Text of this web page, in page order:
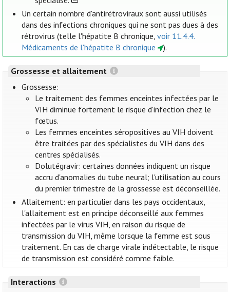
Un certain nombre d'antirétroviraux sont aussi utilisés
dans des infections chroniques qui ne sont pas dues à des
rétrovirus (telle l'hépatite B chronique,voir 11.4.4.
Médicaments de l'hépatite B chronique
).
Grossesse et allaitement
Grossesse:
Le traitement des femmes enceintes infectées par le
VIH diminue fortement le risque d'infection chez le
fœtus.
Les femmes enceintes séropositives au VIH doivent
être traitées par des spécialistes du VIH dans des
centres spécialisés.
Dolutégravir: certaines données indiquent un risque
accru d'anomalies du tube neural; l'utilisation au cours
du premier trimestre de la grossesse est déconseillée.
Allaitement: en particulier dans les pays occidentaux,
l'allaitement est en principe déconseillé aux femmes
infectées par le virus VIH, en raison du risque de
transmission du VIH, même lorsque la femme est sous
traitement. En cas de charge virale indétectable, le risque
de transmission est considéré comme faible.
Interactions